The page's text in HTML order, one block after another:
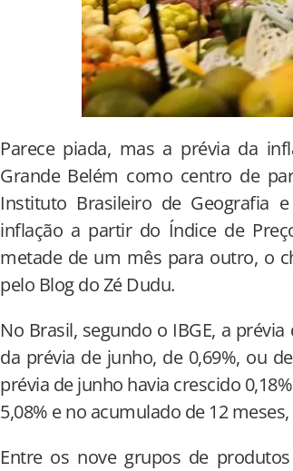
Parece piada, mas a prévia da
Grande Belém como centro de
Instituto Brasileiro de Geografia
inflação a partir do Índice de
metade de um mês para outro, o
pelo Blog do Zé Dudu.
No Brasil, segundo o IBGE, a
da prévia de junho, de 0,69%, ou
prévia de junho havia crescido
5,08% e no acumulado de 12 meses,
Entre os nove grupos de